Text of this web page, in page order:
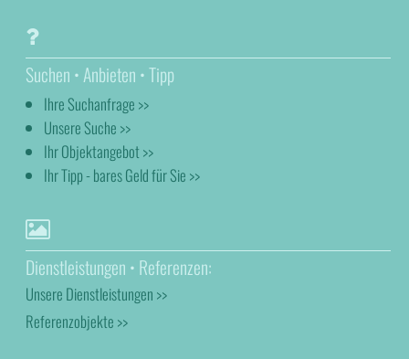
Suchen • Anbieten • Tipp
Ihre Suchanfrage >>
Unsere Suche >>
Ihr Objektangebot >>
Ihr Tipp - bares Geld für Sie >>
Dienstleistungen • Referenzen:
Unsere Dienstleistungen >>
Referenzobjekte >>